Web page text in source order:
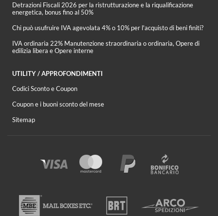
Detrazioni Fiscali 2026 per la ristrutturazione e la riqualificazione
energetica, bonus fino al 50%
Chi può usufruire IVA agevolata 4% o 10% per l'acquisto di beni finiti?
IVA ordinaria 22% Manutenzione straordinaria o ordinaria, Opere di
edilizia libera e Opere interne
UTILITY / APPROFONDIMENTI
Codici Sconto e Coupon
Coupon e i buoni sconto del mese
Sitemap